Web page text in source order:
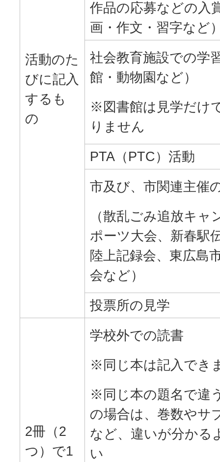
活動のた
びに記入
するも
の
作品の応募などの入
画・作文・習字など
社会教育施設での学
館・動物園など）
※図書館は見学だけ
りません
PTA（PTC）活動
市及び、市関連主催
（散乱ごみ追放キ
ポーツ大会、新春駅
陸上記録会、東広島
会など）
投票所の見学
2冊（2
つ）で1
学校外での読書
※同じ本は記入でき
※同じ本の題名で違
の場合は、巻数やサ
など、違いが分かる
い